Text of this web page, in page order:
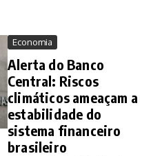
Economia
Alerta do Banco
Central: Riscos
climáticos ameaçam a
estabilidade do
sistema financeiro
brasileiro